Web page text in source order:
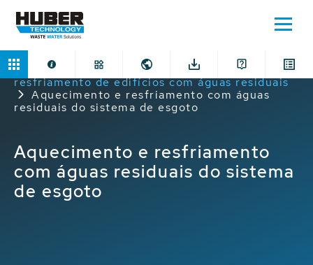
Home Aplicações
Aquecimento e
resfriamento de edifícios com águas residuais
Aquecimento e resfriamento com águas
residuais do sistema de esgoto
Aquecimento e resfriamento
com águas residuais do sistema
de esgoto